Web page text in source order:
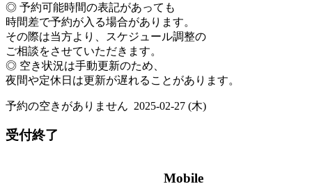
◎ 予約可能時間の表記があっても
時間差で予約が入る場合があります。
その際は当方より、スケジュール調整の
ご相談をさせていただきます。
◎ 空き状況は手動更新のため、
夜間や定休日は更新が遅れることがあります。
予約の空きがありません 2025-02-27 (木)
受付終了
Mobile